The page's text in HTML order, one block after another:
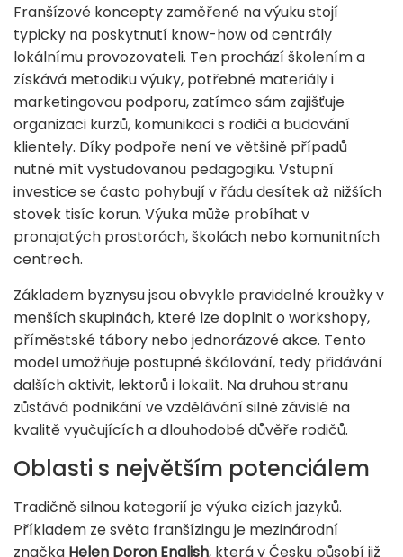
Franšízové koncepty zaměřené na výuku stojí
typicky na poskytnutí know-how od centrály
lokálnímu provozovateli. Ten prochází školením a
získává metodiku výuky, potřebné materiály i
marketingovou podporu, zatímco sám zajišťuje
organizaci kurzů, komunikaci s rodiči a budování
klientely. Díky podpoře není ve většině případů
nutné mít vystudovanou pedagogiku. Vstupní
investice se často pohybují v řádu desítek až nižších
stovek tisíc korun. Výuka může probíhat v
pronajatých prostorách, školách nebo komunitních
centrech.
Základem byznysu jsou obvykle pravidelné kroužky v
menších skupinách, které lze doplnit o workshopy,
příměstské tábory nebo jednorázové akce. Tento
model umožňuje postupné škálování, tedy přidávání
dalších aktivit, lektorů i lokalit. Na druhou stranu
zůstává podnikání ve vzdělávání silně závislé na
kvalitě vyučujících a dlouhodobé důvěře rodičů.
Oblasti s největším potenciálem
Tradičně silnou kategorií je výuka cizích jazyků.
Příkladem ze světa franšízingu je mezinárodní
značka Helen Doron English, která v Česku působí již